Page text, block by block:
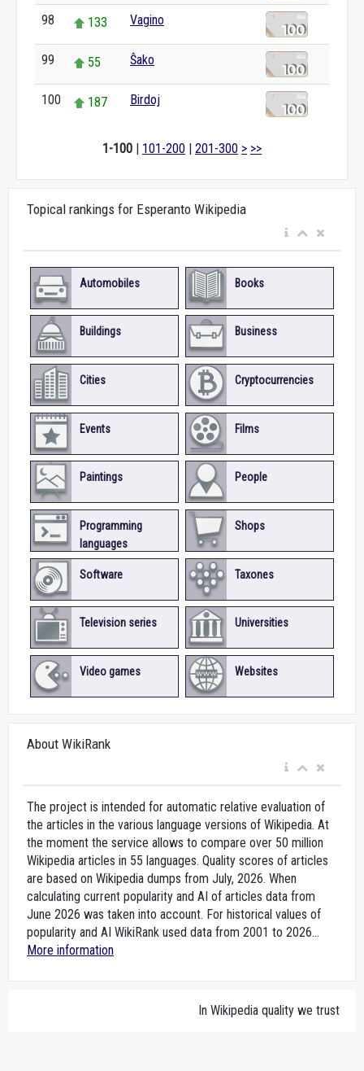
98 133 Vagino
99 55 Ŝako
100 187 Birdoj
1-100 | 101-200 | 201-300 > >>
Topical rankings for Esperanto Wikipedia
Automobiles Books
Buildings Business
Cities Cryptocurrencies
Events Films
Paintings People
Programming
languages
Shops
Software Taxones
Television series Universities
Video games Websites
About WikiRank
The project is intended for automatic relative evaluation of
the articles in the various language versions of Wikipedia. At
the moment the service allows to compare over 50 million
Wikipedia articles in 55 languages. Quality scores of articles
are based on Wikipedia dumps from July, 2026. When
calculating current popularity and AI of articles data from
June 2026 was taken into account. For historical values of
popularity and AI WikiRank used data from 2001 to 2026...
More information
In Wikipedia quality we trust